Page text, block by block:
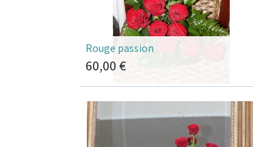
Rouge passion
60,00 €